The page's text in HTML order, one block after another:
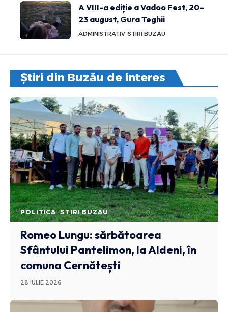
A VIII-a ediție a Vadoo Fest, 20–
23 august, Gura Teghii
ADMINISTRATIV STIRI BUZAU
Știri din Buzău de interes
POLITICA STIRI BUZAU
Romeo Lungu: sărbătoarea
Sfântului Pantelimon, la Aldeni, în
comuna Cernătești
28 IULIE 2026